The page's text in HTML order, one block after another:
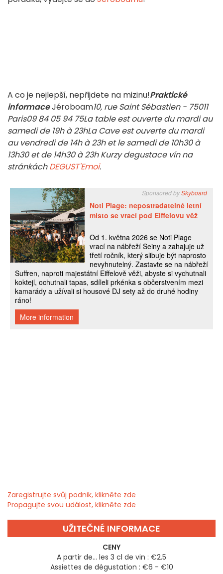
A co je nejlepší, nepřijdete na mizinu!Praktické
informaceJéroboam10, rue Saint Sébastien - 75011
Paris09 84 05 94 75La table est ouverte du mardi au
samedi de 19h à 23hLa Cave est ouverte du mardi
au vendredi de 14h à 23h et le samedi de 10h30 à
13h30 et de 14h30 à 23h Kurzy degustace vín na
stránkáchDEGUST'Emoi.
Zaregistrujte svůj podnik, klikněte zde
Propagujte svou událost, klikněte zde
UŽITEČNÉ INFORMACE
CENY
A partir de... les 3 cl de vin : €2.5
Assiettes de dégustation : €6 - €10